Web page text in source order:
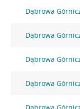
Dąbrowa
Dąbrowa
Dąbrowa
Dąbrowa